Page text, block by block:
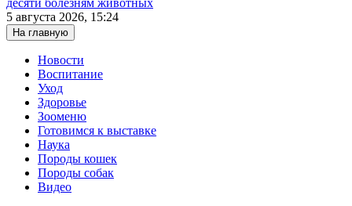
десяти болезням животных
5 августа 2026, 15:24
На главную
Новости
Воспитание
Уход
Здоровье
Зооменю
Готовимся к выставке
Наука
Породы кошек
Породы собак
Видео